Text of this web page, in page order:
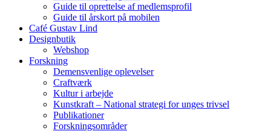
Guide til oprettelse af medlemsprofil
Guide til årskort på mobilen
Café Gustav Lind
Designbutik
Webshop
Forskning
Demensvenlige oplevelser
Craftværk
Kultur i arbejde
Kunstkraft – National strategi for unges trivsel
Publikationer
Forskningsområder